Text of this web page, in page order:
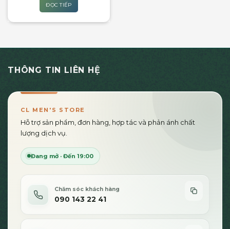
580,000₫.
ĐỌC TIẾP
THÔNG TIN LIÊN HỆ
CL MEN'S STORE
Hỗ trợ sản phẩm, đơn hàng, hợp tác và phản ánh chất
lượng dịch vụ.
Đang mở · Đến 19:00
Chăm sóc khách hàng
090 143 22 41